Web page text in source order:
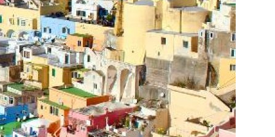
Kolumbija
Kostarika
Meksika
Panama